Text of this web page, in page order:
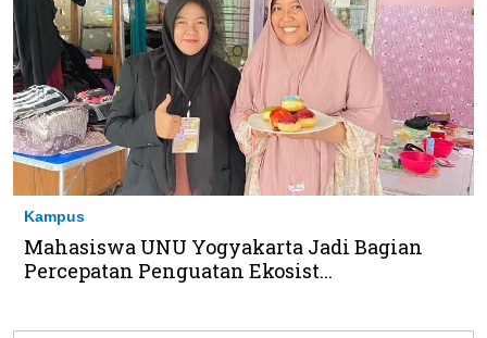
Kampus
Mahasiswa UNU Yogyakarta Jadi Bagian
Percepatan Penguatan Ekosist...